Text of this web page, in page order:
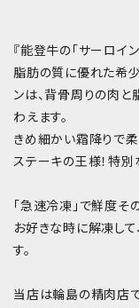
『能登牛の「サーロイ
脂肪の質に優れた希
ンは、背骨周りの肉
わえます。
きめ細かい霜降りで
ステーキの王様！特別
「急速冷凍」で鮮度そ
お好きな時に解凍して
す。
当店は輪島の精肉店